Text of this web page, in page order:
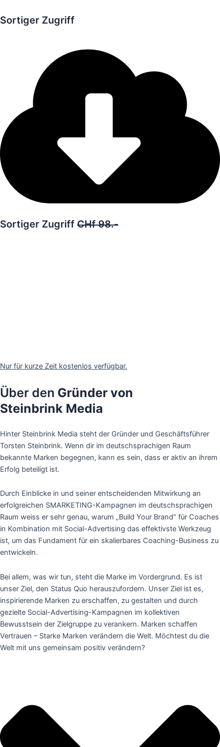
Sortiger Zugriff
Sortiger Zugriff CHf 98.-
Nur für kurze Zeit kostenlos verfügbar.
Über den Gründer von
Steinbrink Media
Hinter Steinbrink Media steht der Gründer und Geschäftsführer
Torsten Steinbrink. Wenn dir im deutschsprachigen Raum
bekannte Marken begegnen, kann es sein, dass er aktiv an ihrem
Erfolg beteiligt ist.
Durch Einblicke in und seiner entscheidenden Mitwirkung an
erfolgreichen SMARKETING-Kampagnen im deutschsprachigen
Raum weiss er sehr genau, warum „Build Your Brand“ für Coaches
in Kombination mit Social-Advertising das effektivste Werkzeug
ist, um das Fundament für ein skalierbares Coaching-Business zu
entwickeln.
Bei allem, was wir tun, steht die Marke im Vordergrund. Es ist
unser Ziel, den Status Quo herauszufordern. Unser Ziel ist es,
inspirierende Marken zu erschaffen, zu gestalten und durch
gezielte Social-Advertising-Kampagnen im kollektiven
Bewusstsein der Zielgruppe zu verankern. Marken schaffen
Vertrauen – Starke Marken verändern die Welt. Möchtest du die
Welt mit uns gemeinsam positiv verändern?